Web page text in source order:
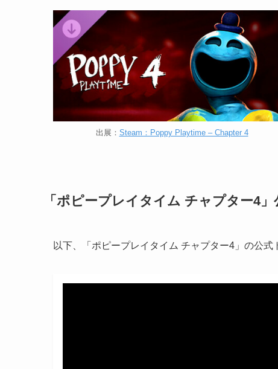
出展： Steam：Poppy Playtime – Chapter 4
「ポピープレイタイム チャプター4
以下、「ポピープレイタイム チャプター4」の公式